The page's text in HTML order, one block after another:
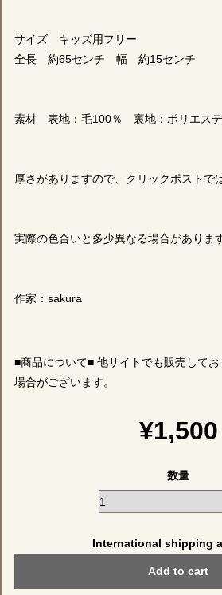
サイズ キッズ用フリー
全長 約65センチ 幅 約15センチ
素材 表地：毛100％ 裏地：ポリエステ
厚さがありますので、クリックポストで
実際の色合いと多少異なる場合がありま
作家：sakura
■商品について■ 他サイトでも販売して
場合がございます。
¥1,500
数量
International shipping
Add to cart